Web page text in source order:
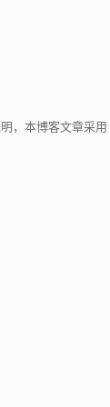
，本博客文章采用